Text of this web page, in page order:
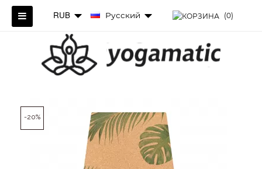
RUB Русский (0)
-20%